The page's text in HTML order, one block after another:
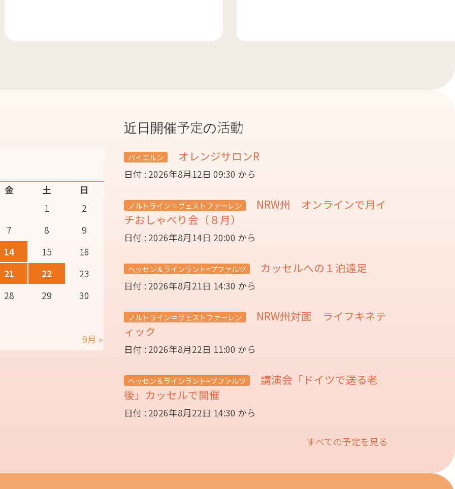
金 土
日
1
2
7
8
9
14
15
16
21
22
23
28
29 30
9月 »
近日開催予定の活動
バイエルン オレンジサロンR
日付 : 2026年8月12日 09:30 から
ノルトライン＝ヴェストファーレン
NRW州 オンラインで月イ
チおしゃべり会（８月）
日付 : 2026年8月14日 20:00 から
ヘッセン＆ラインラント=プファルツ カッセルへの１泊遠足
日付 : 2026年8月21日 14:30 から
ノルトライン＝ヴェストファーレン
NRW州対面 ライフキネテ
ィック
日付 : 2026年8月22日 11:00 から
ヘッセン＆ラインラント=プファルツ
講演会「ドイツで送る老
後」カッセルで開催
日付 : 2026年8月22日 14:30 から
すべての予定を見る